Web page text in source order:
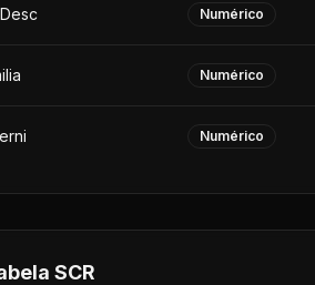
Numérico
Numérico
Numérico
SCR